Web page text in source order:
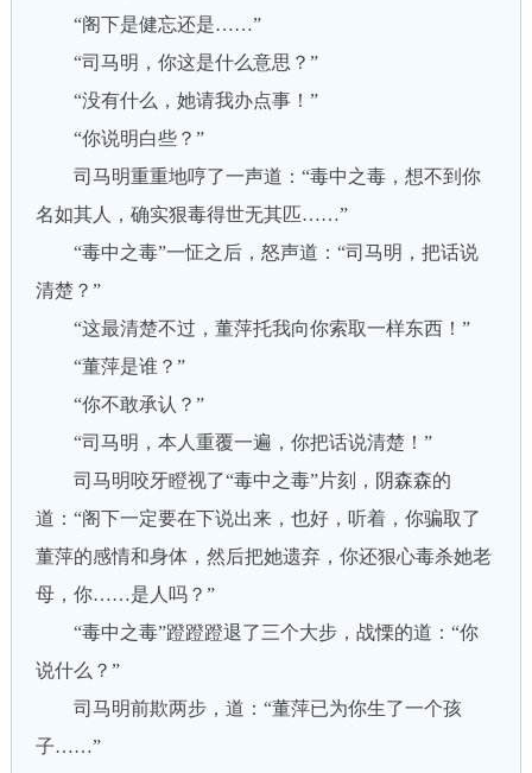
“阁下是健忘还是……”
“司马明，你这是什么意思？”
“没有什么，她请我办点事！”
“你说明白些？”
司马明重重地哼了一声道：“毒中之毒，想不到你
名如其人，确实狠毒得世无其匹……”
“毒中之毒”一怔之后，怒声道：“司马明，把话说
清楚？”
“这最清楚不过，董萍托我向你索取一样东西！”
“董萍是谁？”
“你不敢承认？”
“司马明，本人重覆一遍，你把话说清楚！”
司马明咬牙瞪视了“毒中之毒”片刻，阴森森的
道：“阁下一定要在下说出来，也好，听着，你骗取了
董萍的感情和身体，然后把她遗弃，你还狠心毒杀她老
母，你……是人吗？”
“毒中之毒”蹬蹬蹬退了三个大步，战慄的道：“你
说什么？”
司马明前欺两步，道：“董萍已为你生了一个孩
子……”